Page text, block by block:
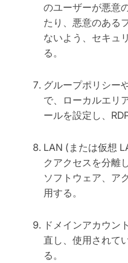
のユーザーが悪意
たり、悪意のある
ないよう、セキュ
る。
グループポリシー
で、ローカルエリ
ールを設定し、
LAN (または仮想
クアクセスを分離
ソフトウェア、ア
用する。
ドメインアカウン
直し、使用されて
る。